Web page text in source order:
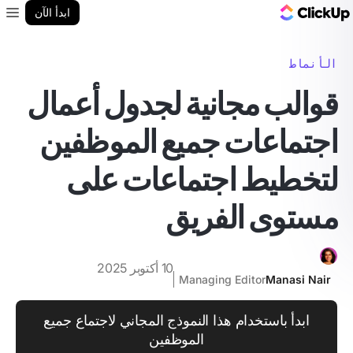
ابدأ الآن
الأنماط
قوالب مجانية لجدول أعمال
اجتماعات جميع الموظفين
لتخطيط اجتماعات على
مستوى الفريق
Manasi Nair
Managing Editor
10 أكتوبر 2025
ابدأ باستخدام هذا النموذج المجاني لاجتماع جميع
الموظفين